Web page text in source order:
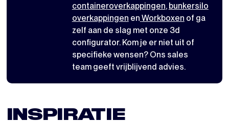
containeroverkappingen, bunkersilo
overkappingen en Workboxen of ga
zelf aan de slag met onze 3d
configurator. Kom je er niet uit of
specifieke wensen? Ons sales
team geeft vrijblijvend advies.
INSPIRATIE